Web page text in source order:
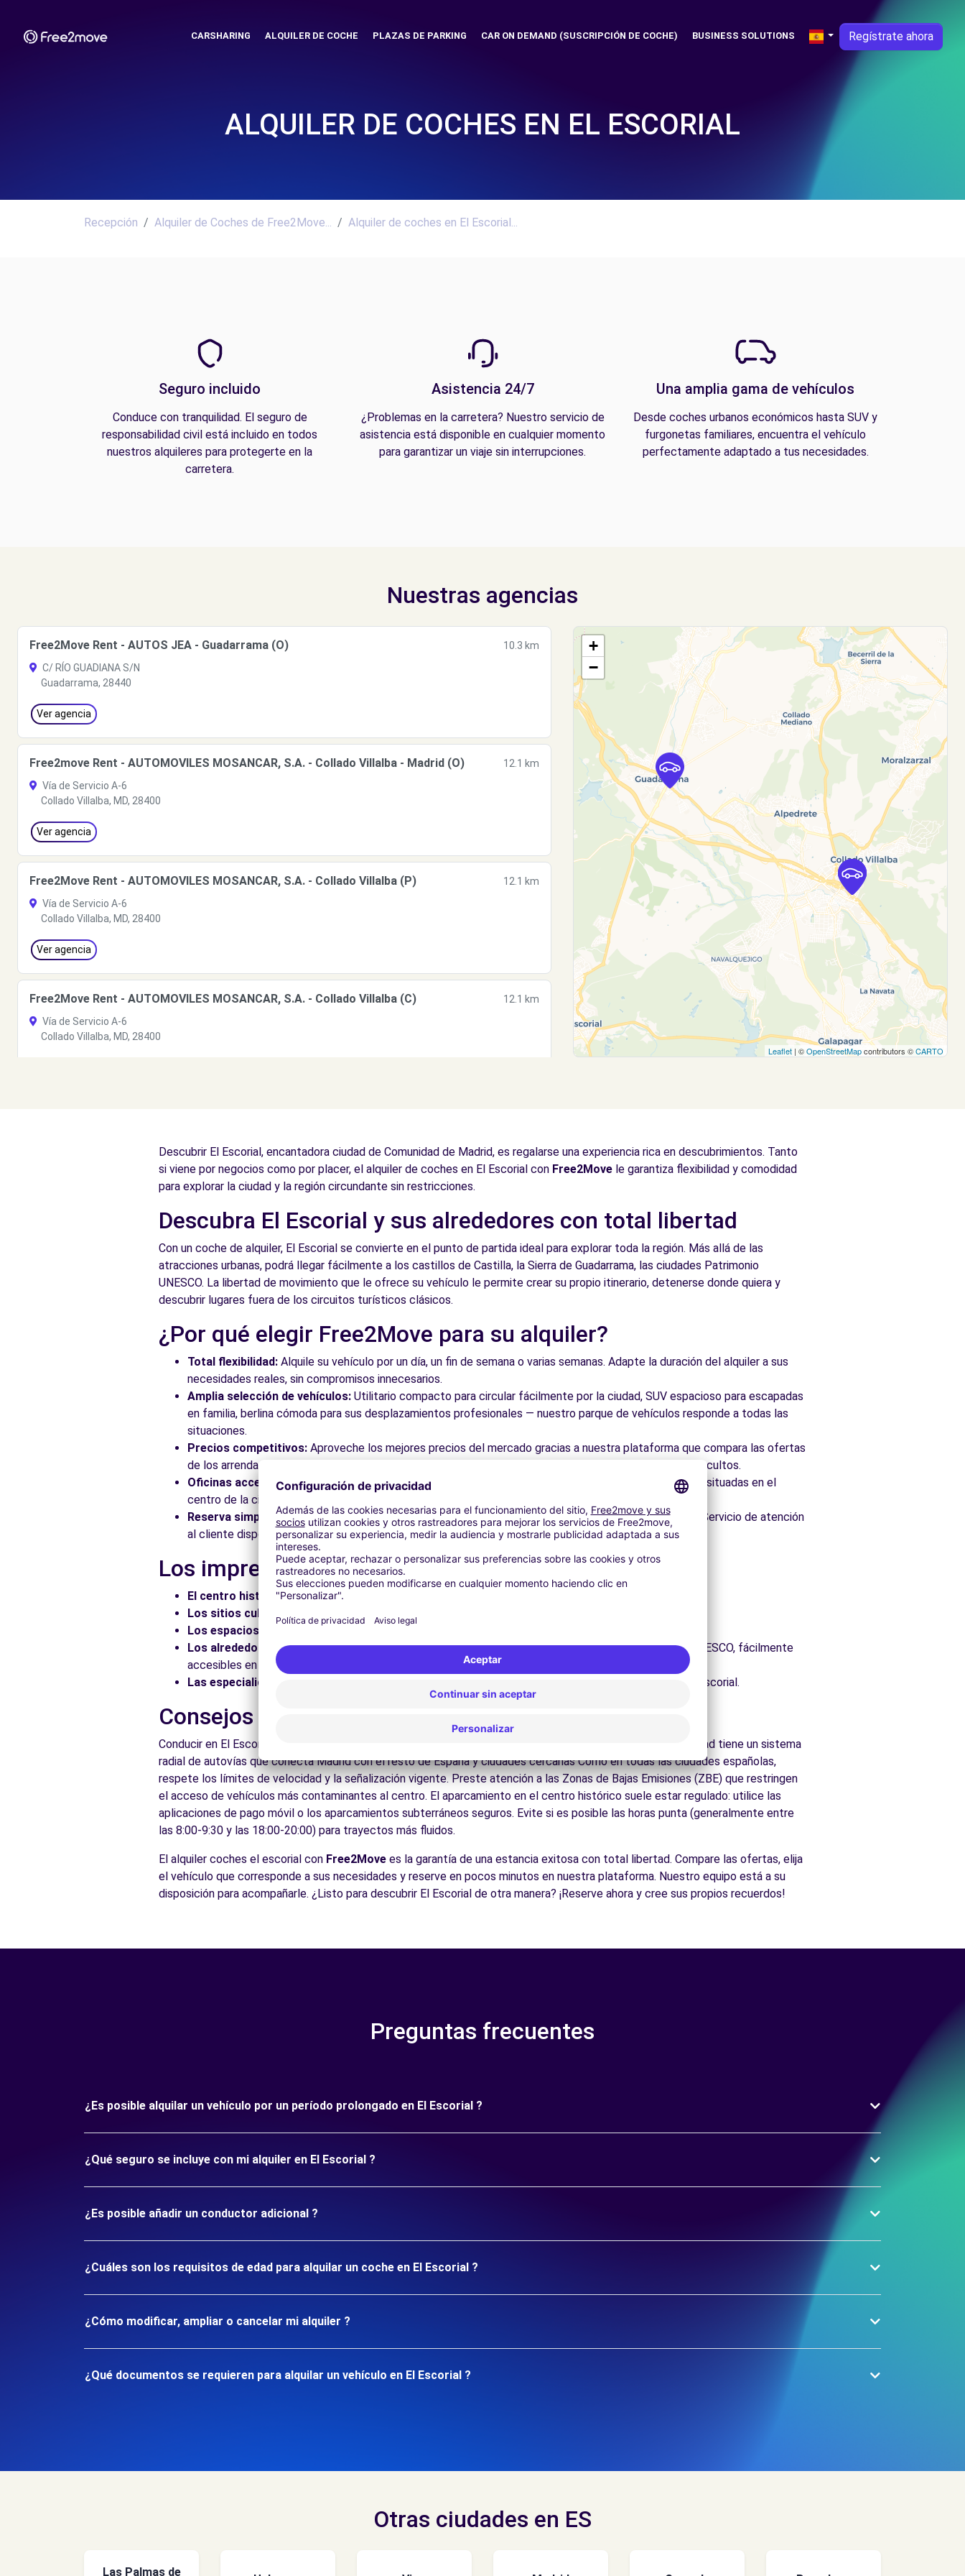
CARSHARING ALQUILER DE COCHE PLAZAS DE PARKING CAR ON DEMAND (SUSCRIPCIÓN DE COCHE) BUSINESS SOLUTIONS Regístrate ahora
ALQUILER DE COCHES EN EL ESCORIAL
Recepción Alquiler de Coches de Free2Move... Alquiler de coches en El Escorial...
Seguro incluido
Conduce con tranquilidad. El seguro de
responsabilidad civil está incluido en todos
nuestros alquileres para protegerte en la
carretera.
Asistencia 24/7
¿Problemas en la carretera? Nuestro servicio de
asistencia está disponible en cualquier momento
para garantizar un viaje sin interrupciones.
Una amplia gama de vehículos
Desde coches urbanos económicos hasta SUV y
furgonetas familiares, encuentra el vehículo
perfectamente adaptado a tus necesidades.
Nuestras agencias
Free2Move Rent - AUTOS JEA - Guadarrama (O)
10.3 km
C/ RÍO GUADIANA S/N
Guadarrama, 28440
Ver agencia
Free2move Rent - AUTOMOVILES MOSANCAR, S.A. - Collado Villalba - Madrid (O)
12.1 km
Vía de Servicio A-6
Collado Villalba, MD, 28400
Ver agencia
Free2Move Rent - AUTOMOVILES MOSANCAR, S.A. - Collado Villalba (P)
12.1 km
Vía de Servicio A-6
Collado Villalba, MD, 28400
Ver agencia
Free2Move Rent - AUTOMOVILES MOSANCAR, S.A. - Collado Villalba (C)
12.1 km
Vía de Servicio A-6
Collado Villalba, MD, 28400
+
−
Leaflet | ©OpenStreetMapcontributors ©CARTO
Descubrir El Escorial, encantadora ciudad de Comunidad de Madrid, es regalarse una experiencia rica en descubrimientos. Tanto
si viene por negocios como por placer, el alquiler de coches en El Escorial con Free2Move le garantiza flexibilidad y comodidad
para explorar la ciudad y la región circundante sin restricciones.
Descubra El Escorial y sus alrededores con total libertad
Con un coche de alquiler, El Escorial se convierte en el punto de partida ideal para explorar toda la región. Más allá de las
atracciones urbanas, podrá llegar fácilmente a los castillos de Castilla, la Sierra de Guadarrama, las ciudades Patrimonio
UNESCO. La libertad de movimiento que le ofrece su vehículo le permite crear su propio itinerario, detenerse donde quiera y
descubrir lugares fuera de los circuitos turísticos clásicos.
¿Por qué elegir Free2Move para su alquiler?
Total flexibilidad: Alquile su vehículo por un día, un fin de semana o varias semanas. Adapte la duración del alquiler a sus
necesidades reales, sin compromisos innecesarios.
Amplia selección de vehículos: Utilitario compacto para circular fácilmente por la ciudad, SUV espacioso para escapadas
en familia, berlina cómoda para sus desplazamientos profesionales — nuestro parque de vehículos responde a todas las
situaciones.
Precios competitivos: Aproveche los mejores precios del mercado gracias a nuestra plataforma que compara las ofertas
de los arrendadores asociados. Reserve en línea en pocos clics con precios transparentes, sin cargos ocultos.
Oficinas accesibles:Recoja su vehículo en una de nuestras numerosas oficinas asociadas, idealmente situadas en el
centro de la ciudad, en estaciones o cerca de los aeropuertos.
Reserva simplificada:Nuestra plataforma intuitiva le permite reservar su vehículo en pocos minutos. Servicio de atención
al cliente disponible para responder a todas sus preguntas.
Los imprescindibles de El Escorial y alrededores
El centro histórico:Pasee por las calles del casco antiguo y descubra su patrimonio arquitectónico.
Los sitios culturales:
Los espacios naturales:
Disfrute de los parques y jardines para un descanso en plena naturaleza.
Los alrededores:Explore los castillos de Castilla, la Sierra de Guadarrama, las ciudades Patrimonio UNESCO, fácilmente
accesibles en coche.
Las especialidades locales:
Descubra la gastronomía regional en los restaurantes y mercados de El Escorial.
Consejos prácticos para conducir en El Escorial
Conducir en El Escorial es accesible para todos los conductores con algunos consejos prácticos. la comunidad tiene un sistema
radial de autovías que conecta Madrid con el resto de España y ciudades cercanas Como en todas las ciudades españolas,
respete los límites de velocidad y la señalización vigente. Preste atención a las Zonas de Bajas Emisiones (ZBE) que restringen
el acceso de vehículos más contaminantes al centro. El aparcamiento en el centro histórico suele estar regulado: utilice las
aplicaciones de pago móvil o los aparcamientos subterráneos seguros. Evite si es posible las horas punta (generalmente entre
las 8:00-9:30 y las 18:00-20:00) para trayectos más fluidos.
El alquiler coches el escorial con Free2Move es la garantía de una estancia exitosa con total libertad. Compare las ofertas, elija
el vehículo que corresponde a sus necesidades y reserve en pocos minutos en nuestra plataforma. Nuestro equipo está a su
disposición para acompañarle. ¿Listo para descubrir El Escorial de otra manera? ¡Reserve ahora y cree sus propios recuerdos!
Preguntas frecuentes
¿Es posible alquilar un vehículo por un período prolongado en El Escorial ?
¿Qué seguro se incluye con mi alquiler en El Escorial ?
¿Es posible añadir un conductor adicional ?
¿Cuáles son los requisitos de edad para alquilar un coche en El Escorial ?
¿Cómo modificar, ampliar o cancelar mi alquiler ?
¿Qué documentos se requieren para alquilar un vehículo en El Escorial ?
Otras ciudades en ES
Las Palmas de